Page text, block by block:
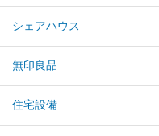
シェアハウス
無印良品
住宅設備